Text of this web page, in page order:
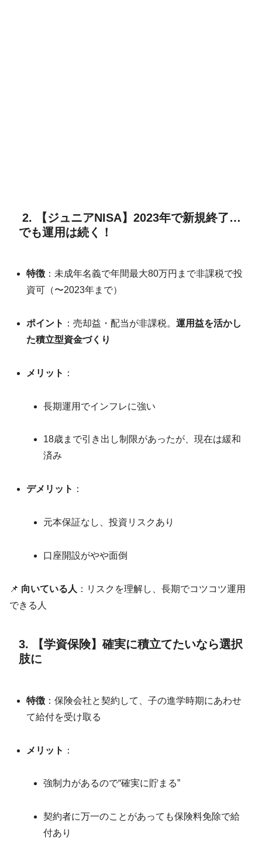
2. 【ジュニアNISA】2023年で新規終了…
でも運用は続く！
特徴 ：未成年名義で年間最大80万円まで非課税で投
資可（〜2023年まで）
ポイント ：売却益・配当が非課税。運用益を活かし
た積立型資金づくり
メリット ：
長期運用でインフレに強い
18歳まで引き出し制限があったが、現在は緩和
済み
デメリット ：
元本保証なし、投資リスクあり
口座開設がやや面倒
📌 向いている人 ：リスクを理解し、長期でコツコツ運用
できる人
3. 【学資保険】確実に積立てたいなら選択
肢に
特徴 ：保険会社と契約して、子の進学時期にあわせ
て給付を受け取る
メリット ：
強制力があるので“確実に貯まる”
契約者に万一のことがあっても保険料免除で給
付あり